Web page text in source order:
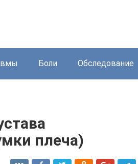
Боли Обследование
плеча)